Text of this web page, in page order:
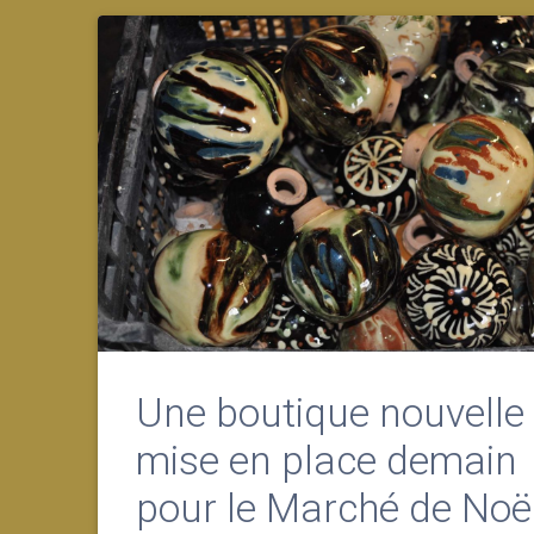
Une boutique nouvelle
mise en place demain
pour le Marché de